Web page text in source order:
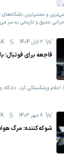
و معتبرترین
عمیق و تاریخی به سر
2 آبان 1404
فاجعه برای فوتبال: باشگاه 157 ساله
ورشکستگی کرد. دادگاه
8 مهر 1403
شوکه‌کننده: مرگ